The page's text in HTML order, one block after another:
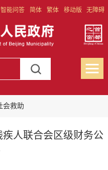
智能问答 简体 繁体 移动版 无障碍
会救助
疾人联合会区级财务公